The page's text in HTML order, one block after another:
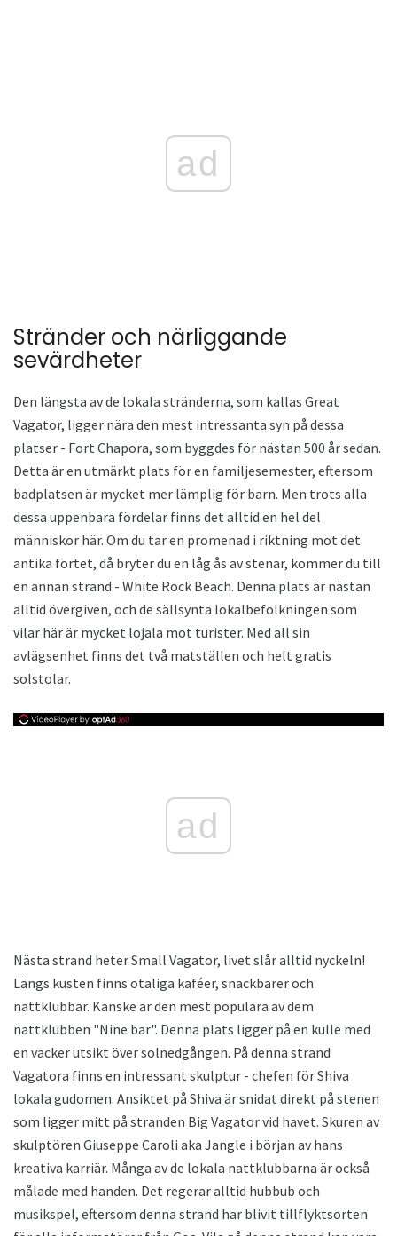
ad
Stränder och närliggande
sevärdheter
Den längsta av de lokala stränderna, som kallas Great
Vagator, ligger nära den mest intressanta syn på dessa
platser - Fort Chapora, som byggdes för nästan 500 år sedan.
Detta är en utmärkt plats för en familjesemester, eftersom
badplatsen är mycket mer lämplig för barn. Men trots alla
dessa uppenbara fördelar finns det alltid en hel del
människor här. Om du tar en promenad i riktning mot det
antika fortet, då bryter du en låg ås av stenar, kommer du till
en annan strand - White Rock Beach. Denna plats är nästan
alltid övergiven, och de sällsynta lokalbefolkningen som
vilar här är mycket lojala mot turister. Med all sin
avlägsenhet finns det två matställen och helt gratis
solstolar.
ad
Nästa strand heter Small Vagator, livet slår alltid nyckeln!
Längs kusten finns otaliga kaféer, snackbarer och
nattklubbar. Kanske är den mest populära av dem
nattklubben "Nine bar". Denna plats ligger på en kulle med
en vacker utsikt över solnedgången. På denna strand
Vagatora finns en intressant skulptur - chefen för Shiva
lokala gudomen. Ansiktet på Shiva är snidat direkt på stenen
som ligger mitt på stranden Big Vagator vid havet. Skuren av
skulptören Giuseppe Caroli aka Jangle i början av hans
kreativa karriär. Många av de lokala nattklubbarna är också
målade med handen. Det regerar alltid hubbub och
musikspel, eftersom denna strand har blivit tillflyktsorten